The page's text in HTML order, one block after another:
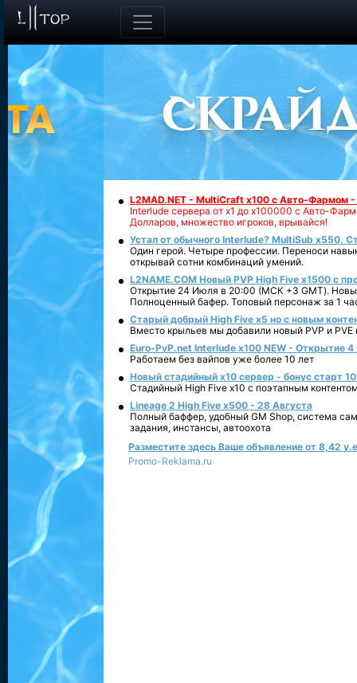
L2MAD.NET - MultiCraft x100 с Авто-Фармом
Interlude сервера от х1 до х100000 с Авто-
Долларов, множество игроков, врывайся!
Устал от обычного Interlude? MultiSub x550.
Один герой. Четыре профессии. Переноси
открывай сотни комбинаций умений.
L2NAME.COM Новый PVP High Five x1500 с
Открытие 24 Июля в 20:00 (МСК +3 GMT).
Полноценный бафер. Топовый персонаж за 1
Старый добрый High Five x5 но с новым
Вместо крыльев мы добавили новый PVP и PVE
Euro-PvP.net Interlude х100 NEW - Открытие 4
Работаем без вайпов уже более 10 лет
Новый стадийный х10 сервер - бонус старт
Стадийный High Five x10 с поэтапным
Lineage 2 High Five x500 - 28 Августа
Полный баффер, удобный GM Shop, система
задания, инстансы, автоохота
Разместите здесь Ваше объявление от 8,42
Promo-Reklama.ru